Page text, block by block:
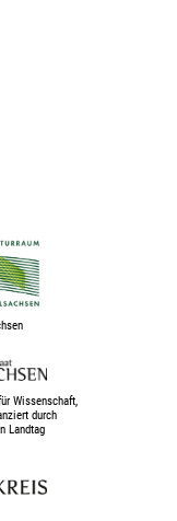
Wissenschaft,
durch
Landtag